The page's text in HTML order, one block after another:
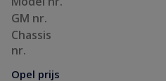
GM nr.
Chassis
nr.
Opel prijs